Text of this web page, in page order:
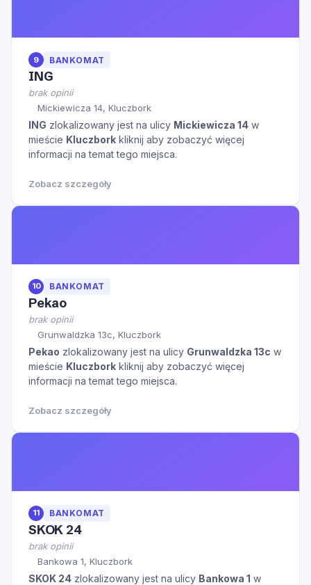
9 BANKOMAT
ING
brak opinii
Mickiewicza 14, Kluczbork
ING zlokalizowany jest na ulicy Mickiewicza 14 w
mieście Kluczbork kliknij aby zobaczyć więcej
informacji na temat tego miejsca.
Zobacz szczegóły
10 BANKOMAT
Pekao
brak opinii
Grunwaldzka 13c, Kluczbork
Pekao zlokalizowany jest na ulicy Grunwaldzka 13c w
mieście Kluczbork kliknij aby zobaczyć więcej
informacji na temat tego miejsca.
Zobacz szczegóły
11 BANKOMAT
SKOK 24
brak opinii
Bankowa 1, Kluczbork
SKOK 24 zlokalizowany jest na ulicy Bankowa 1 w